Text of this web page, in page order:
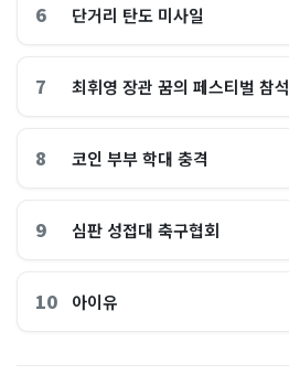
6 단거리 탄도 미사일
7 최휘영 장관 꿈의 페스티벌 참석
8 코인 부부 학대 충격
9 심판 성접대 축구협회
10 아이유